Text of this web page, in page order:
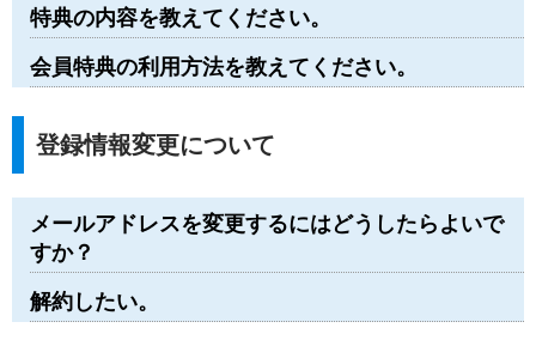
特典の内容を教えてください。
会員特典の利用方法を教えてください。
登録情報変更について
メールアドレスを変更するにはどうしたらよいで
すか？
解約したい。